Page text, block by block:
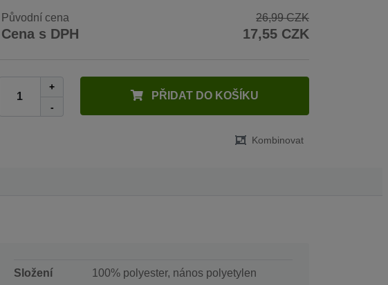
Původní cena 26,99 CZK
Cena s DPH 17,55 CZK
+
-
PŘIDAT DO KOŠÍKU
Kombinovat
Složení 100% polyester, nános polyetylen